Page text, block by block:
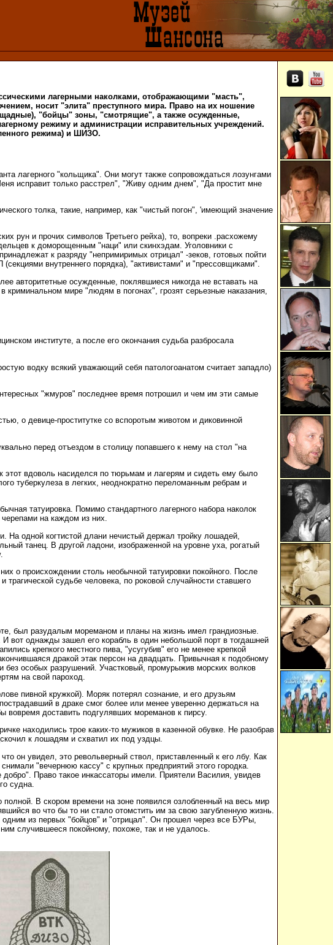
лагерными наколками, отображающими "масть",
носит "элита" преступного мира. Право на их ношение
"бойцы" зоны, "смотрящие", а также осужденные,
режиму и администрации исправительных учреждений.
режима) и ШИЗО.
лагерного "кольщика". Они могут также сопровождаться лозунгами
исправит только расстрел", "Живу одним днем", "Да простит мне
толка, такие, например, как "чистый погон", 'имеющий значение
рун и прочих символов Третьего рейха), то, вопреки .расхожему
к доморощенным "наци" или скинхэдам. Уголовники с
к разряду "непримиримых отрицал" -зеков, готовых пойти
внутреннего порядка), "активистами" и "прессовщиками".
авторитетные осужденные, поклявшиеся никогда не вставать на
мире "людям в погонах", грозят серьезные наказания,
институте, а после его окончания судьба разбросала
водку всякий уважающий себя патологоанатом считает западло)
"жмуров" последнее время потрошил и чем им эти самые
о девице-проститутке со вспоротым животом и диковинной
перед отъездом в столицу попавшего к нему на стол "на
вдоволь насиделся по тюрьмам и лагерям и сидеть ему было
туберкулеза в легких, неоднократно переломанным ребрам и
татуировка. Помимо стандартного лагерного набора наколок
на каждом из них.
На одной когтистой длани нечистый держал тройку лошадей,
танец. В другой ладони, изображенной на уровне уха, рогатый
о происхождении столь необычной татуировки покойного. После
судьбе человека, по роковой случайности ставшего
был разудалым мореманом и планы на жизнь имел грандиозные.
вот однажды зашел его корабль в один небольшой порт в тогдашней
крепкого местного пива, "усугубив" его не менее крепкой
дракой этак персон на двадцать. Привычная к подобному
особых разрушений. Участковый, промурыжив морских волков
на свой пароход.
пивной кружкой). Моряк потерял сознание, и его друзьям
в драке смог более или менее уверенно держаться на
вовремя доставить подгулявших мореманов к пирсу.
находились трое каких-то мужиков в казенной обувке. Не разобрав
к лошадям и схватил их под уздцы.
он увидел, это револьверный ствол, приставленный к его лбу. Как
"вечернюю кассу" с крупных предприятий этого городка.
добро". Право такое инкассаторы имели. Приятели Василия, увидев
судна.
В скором времени на зоне появился озлобленный на весь мир
во что бы то ни стало отомстить им за свою загубленную жизнь.
из первых "бойцов" и "отрицал". Он прошел через все БУРы,
случившееся покойному, похоже, так и не удалось.